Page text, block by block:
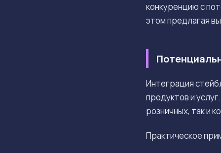
конкуренцию с
этом предлагая
Интеграция
продуктов и
розничных, так и
Практическое